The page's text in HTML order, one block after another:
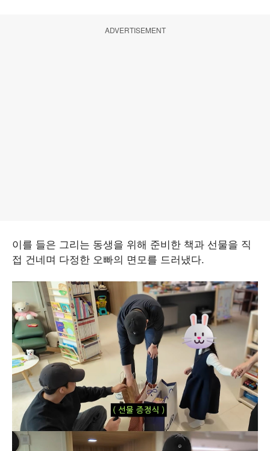
ADVERTISEMENT
이를 들은 그리는 동생을 위해 준비한 책과 선물을 직
접 건네며 다정한 오빠의 면모를 드러냈다.